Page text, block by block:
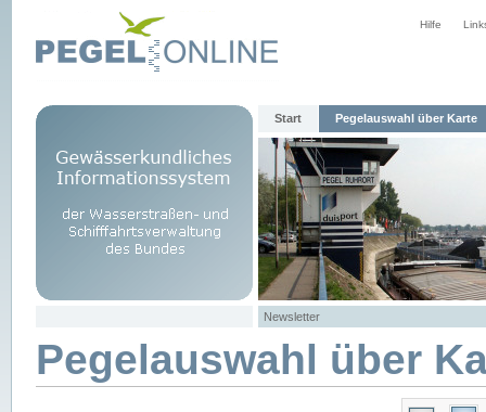
Hilfe
Start Pegelauswahl über Karte
Newsletter
Pegelauswahl über